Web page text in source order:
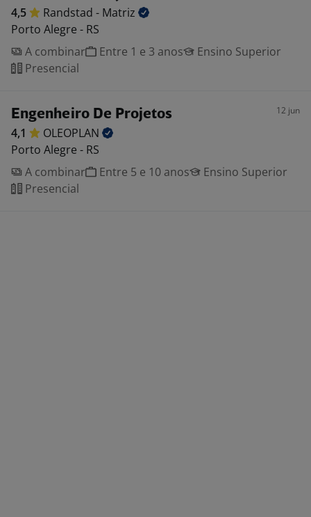
4,5 Randstad - Matriz
Porto Alegre - RS
A combinar
Entre 1 e 3 anos
Ensino Superior
Presencial
Engenheiro De Projetos 12 jun
4,1
OLEOPLAN
Porto Alegre - RS
A combinar
Entre 5 e 10 anos
Ensino Superior
Presencial